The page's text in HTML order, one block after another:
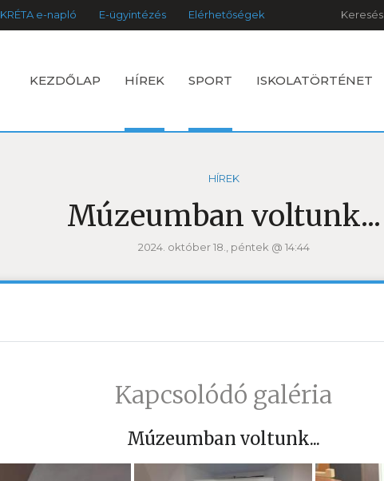
KRÉTA e-napló E-ügyintézés Elérhetőségek Keresés
KEZDŐLAP HÍREK SPORT ISKOLATÖRTÉNET
HÍREK
Múzeumban voltunk...
2024. október 18., péntek @ 14:44
Kapcsolódó galéria
Múzeumban voltunk...